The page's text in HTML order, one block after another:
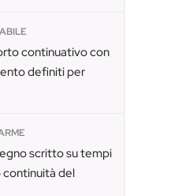
continuativo con
definiti per
scritto su tempi
del